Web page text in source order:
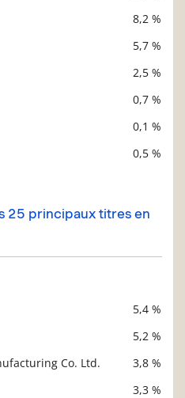
8,2 %
5,7 %
2,5 %
0,7 %
0,1 %
0,5 %
25 principaux titres en
5,4 %
5,2 %
Co. Ltd.
3,8 %
3,3 %